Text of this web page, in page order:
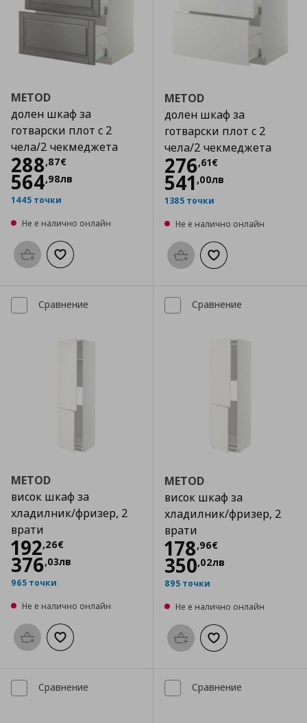
METOD
долен шкаф за
готварски плот с 2
чела/2 чекмеджета
288,87€
Цена288,87 €
564,98лв
1445 точки
Не е налично онлайн
Προσθήκη στο καλάθι
Добави към списъка с любими
METOD
долен шкаф за
готварски плот с 2
чела/2 чекмеджета
276,61€
Цена
541 ,00лв
1385 точки
Не е налично онлайн
Προσθήκη στο καλάθι
Добави към
Сравнение
METOD
висок шкаф за
хладилник/фризер, 2
врати
192,26€
Цена
376,03лв
965 точки
Не е налично онлайн
Προσθήκη στο καλάθι
Добави към списъка с любими
Сравнение
METOD
висок шкаф за
хладилник/фризер, 2
врати
178,96€
Цена
350,02лв
895 точки
Не е налично онлайн
Προσθήκη στο καλάθι
Добави към
Сравнение Сравнение